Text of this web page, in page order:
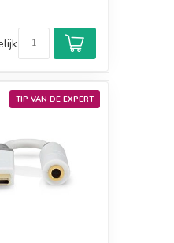
10
Achteraf betalen
TIP VAN DE EXPERT